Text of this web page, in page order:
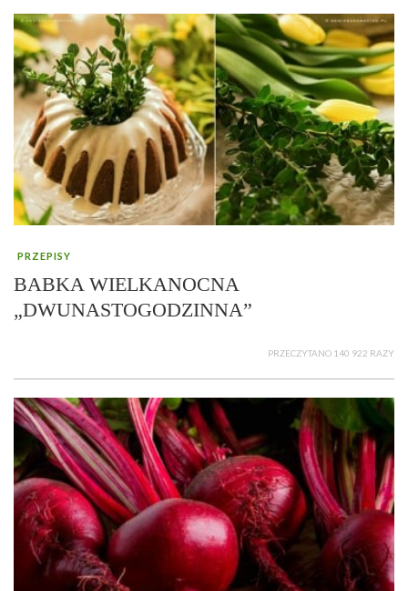
PRZEPISY
BABKA WIELKANOCNA
„DWUNASTOGODZINNA”
PRZECZYTANO 140 922 RAZY